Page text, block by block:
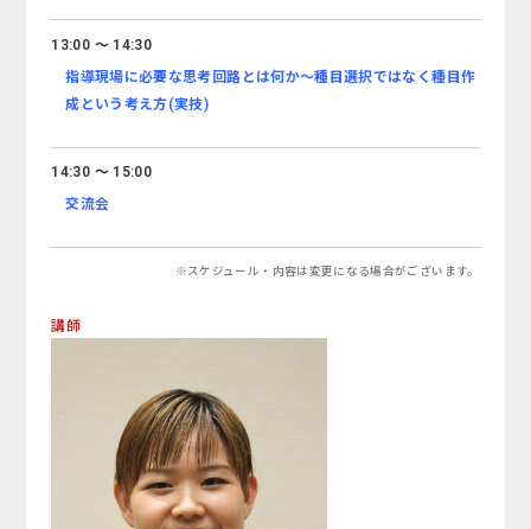
13:00 ～ 14:30
指導現場に必要な思考回路とは何か～種目選択ではなく種目作
成という考え方(実技)
14:30 ～ 15:00
交流会
※スケジュール・内容は変更になる場合がございます。
講師